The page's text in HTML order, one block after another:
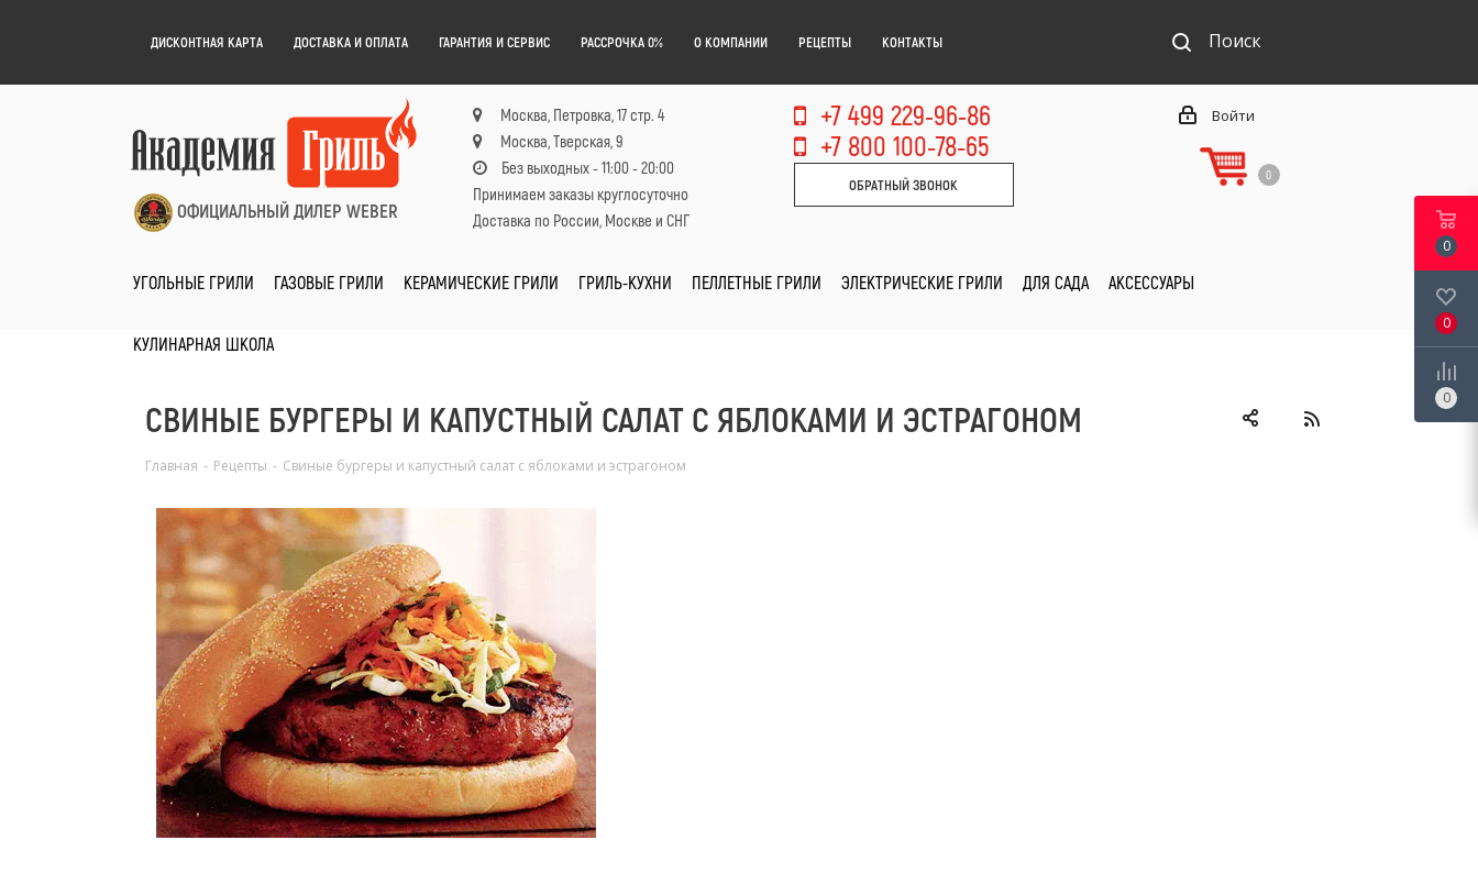
ДИСКОНТНАЯ КАРТА ДОСТАВКА И ОПЛАТА ГАРАНТИЯ И СЕРВИС РАССРОЧКА 0% О КОМПАНИИ РЕЦЕПТЫ КОНТАКТЫ Поиск
ОФИЦИАЛЬНЫЙ ДИЛЕР WEBER
Москва, Петровка, 17 стр. 4
Москва, Тверская, 9
Без выходных - 11:00 - 20:00
Принимаем заказы круглосуточно
Доставка по России, Москве и СНГ
+7 499 229-96-86
+7 800 100-78-65
ОБРАТНЫЙ ЗВОНОК
Войти
0
УГОЛЬНЫЕ ГРИЛИ ГАЗОВЫЕ ГРИЛИ КЕРАМИЧЕСКИЕ ГРИЛИ ГРИЛЬ-КУХНИ ПЕЛЛЕТНЫЕ ГРИЛИ ЭЛЕКТРИЧЕСКИЕ ГРИЛИ ДЛЯ САДА АКСЕССУАРЫ
КУЛИНАРНАЯ ШКОЛА
СВИНЫЕ БУРГЕРЫ И КАПУСТНЫЙ САЛАТ С ЯБЛОКАМИ И ЭСТРАГОНОМ
Главная - Рецепты - Свиные бургеры и капустный салат с яблоками и эстрагоном
0
0
0